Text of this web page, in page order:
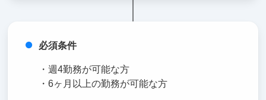
必須条件
・週4勤務が可能な方
・6ヶ月以上の勤務が可能な方